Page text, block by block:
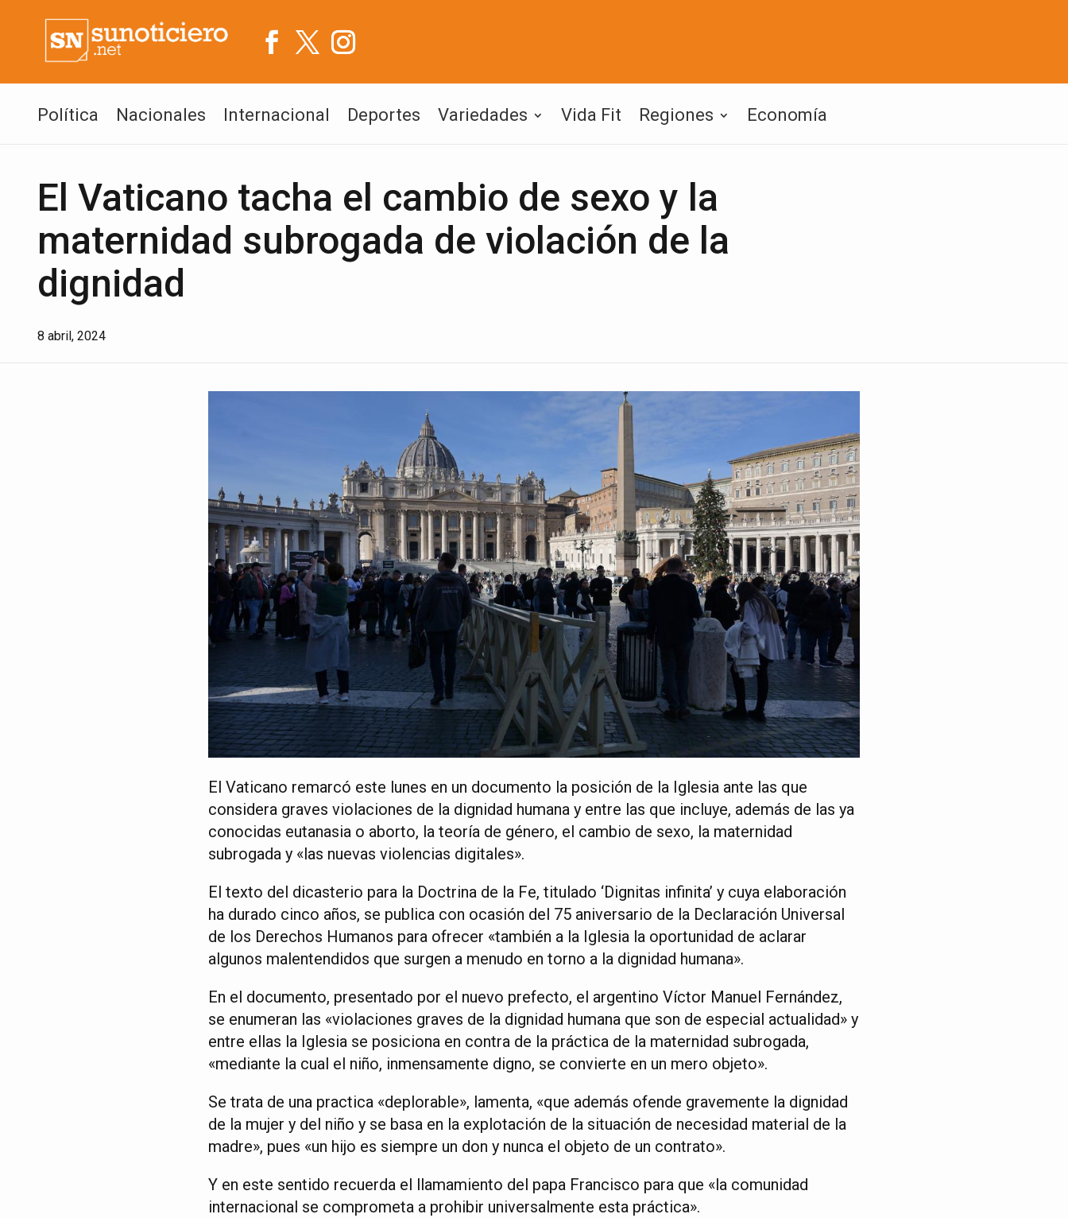
Política Nacionales Internacional Deportes Variedades Vida Fit Regiones Economía
El Vaticano tacha el cambio de sexo y la
maternidad subrogada de violación de la
dignidad
8 abril, 2024
El Vaticano remarcó este lunes en un documento la posición de la Iglesia ante las que
considera graves violaciones de la dignidad humana y entre las que incluye, además de las ya
conocidas eutanasia o aborto, la teoría de género, el cambio de sexo, la maternidad
subrogada y «las nuevas violencias digitales».
El texto del dicasterio para la Doctrina de la Fe, titulado ‘Dignitas infinita’ y cuya elaboración
ha durado cinco años, se publica con ocasión del 75 aniversario de la Declaración Universal
de los Derechos Humanos para ofrecer «también a la Iglesia la oportunidad de aclarar
algunos malentendidos que surgen a menudo en torno a la dignidad humana».
En el documento, presentado por el nuevo prefecto, el argentino Víctor Manuel Fernández,
se enumeran las «violaciones graves de la dignidad humana que son de especial actualidad» y
entre ellas la Iglesia se posiciona en contra de la práctica de la maternidad subrogada,
«mediante la cual el niño, inmensamente digno, se convierte en un mero objeto».
Se trata de una practica «deplorable», lamenta, «que además ofende gravemente la dignidad
de la mujer y del niño y se basa en la explotación de la situación de necesidad material de la
madre», pues «un hijo es siempre un don y nunca el objeto de un contrato».
Y en este sentido recuerda el llamamiento del papa Francisco para que «la comunidad
internacional se comprometa a prohibir universalmente esta práctica».